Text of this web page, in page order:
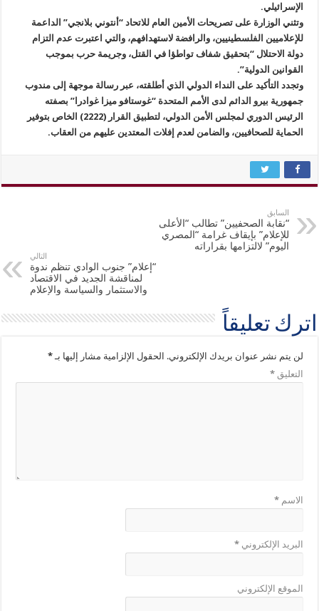
الإسرائيلي.
وتثني الوزارة على تصريحات الأمين العام للاتحاد “أنتوني بلانجي” الداعمة
للإعلاميين الفلسطينيين، والرافضة لاستهدافهم، والتي اعتبرت عدم التزام
دولة الاحتلال “بتحقيق شفاف تواطؤا في القتل، وجريمة حرب بموجب
القوانين الدولية”.
وتجدد التأكيد على النداء الدولي الذي أطلقته، عبر رسالة موجهة إلى مندوب
جمهورية بيرو الدائم لدى الأمم المتحدة “غوستافو ميزا غوادرا” بصفته
الرئيس الدوري لمجلس الأمن الدولي، لتطبيق القرار (2222) الخاص بتوفير
الحماية للصحافيين، والضامن لعدم إفلات المعتدين عليهم من العقاب.
السابق
“نقابة الصحفيين” تطالب “الأعلى
للإعلام” بإيقاف غرامة “المصري
اليوم” لالتزامها بقراراته
التالي
“إعلام” جنوب الوادي تنظم ندوة
لمناقشة الجديد في الاقتصاد
والاستثمار والسياسة والإعلام
اترك تعليقاً
لن يتم نشر عنوان بريدك الإلكتروني. الحقول الإلزامية مشار إليها بـ*
التعليق*
الاسم*
البريد الإلكتروني*
الموقع الإلكتروني